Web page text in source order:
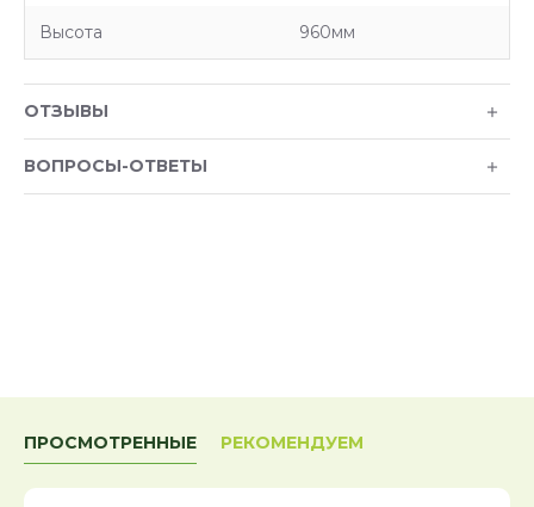
Высота 960мм
ОТЗЫВЫ
ВОПРОСЫ-ОТВЕТЫ
ПРОСМОТРЕННЫЕ РЕКОМЕНДУЕМ